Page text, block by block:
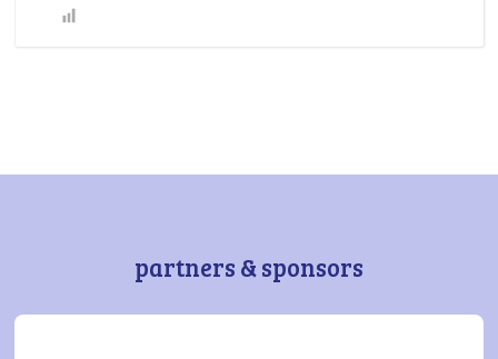
partners & sponsors